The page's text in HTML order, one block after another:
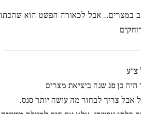
במצרים.. אבל לכאורה הפשט הוא
צ״ע
בן פג שנה ביציאת מצרים
אבל צריך לבחור מה עושה יותר סנס.